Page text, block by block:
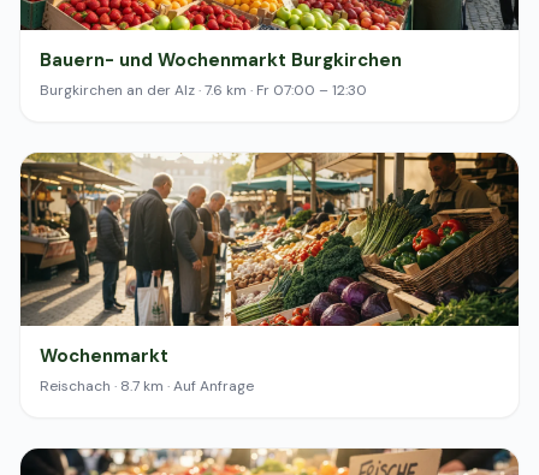
Bauern- und Wochenmarkt Burgkirchen
Burgkirchen an der Alz · 7.6 km · Fr 07:00 – 12:30
Wochenmarkt
Reischach · 8.7 km · Auf Anfrage